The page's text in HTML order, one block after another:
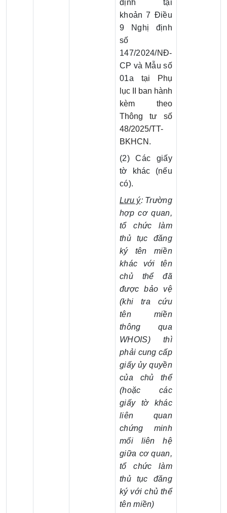
định tại
khoản 7 Điều
9 Nghị định
số
147/2024/NĐ-
CP và Mẫu số
01atại Phụ
lục II ban hành
kèm theo
Thông tư số
48/2025/TT-
BKHCN .
(2) Các giấy
tờ khác (nếu
có).
Lưu ý: Trường
hợp cơ quan,
tổ chức làm
thủ tục đăng
ký tên miền
khác với tên
chủ thể đã
được bảo vệ
(khi tra cứu
tên miền
thông qua
WHOIS) thì
phải cung cấp
giấy ủy quyền
của chủ thể
(hoặc các
giấy tờ khác
liên quan
chứng minh
mối liên hệ
giữa cơ quan,
tổ chức làm
thủ tục đăng
ký với chủ thể
tên miền)